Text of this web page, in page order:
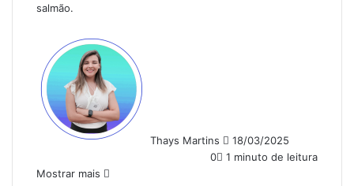
salmão.
Thays Martins
18/03/2025
0
1 minuto de leitura
Mostrar mais